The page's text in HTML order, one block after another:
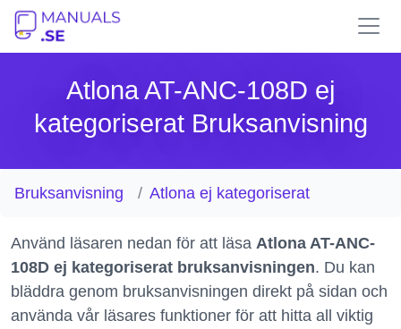
Atlona AT-ANC-108D ej
kategoriserat Bruksanvisning
Bruksanvisning Atlona ej kategoriserat
Använd läsaren nedan för att läsa Atlona AT-ANC-
108D ej kategoriserat bruksanvisningen. Du kan
bläddra genom bruksanvisningen direkt på sidan och
använda vår läsares funktioner för att hitta all viktig